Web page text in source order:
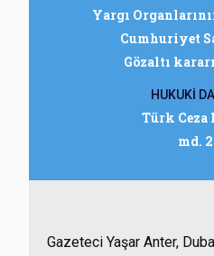
Yargı
Cumhuriyet
Gözaltı
HUKUKİ
Türk Ceza
md.
Gazeteci Yaşar Anter,